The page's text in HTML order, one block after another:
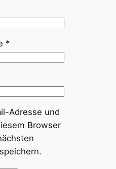
*
Adresse und
Browser